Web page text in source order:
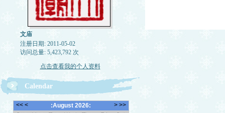
文庙
注册日期: 2011-05-02
访问总量: 5,423,792 次
点击查看我的个人资料
Calendar